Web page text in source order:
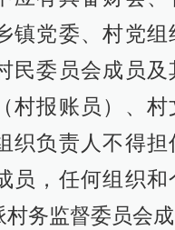
镇党委、村党组
民委员会成员及
村报账员）、村
织负责人不得担
员，任何组织和
务监督委员会成